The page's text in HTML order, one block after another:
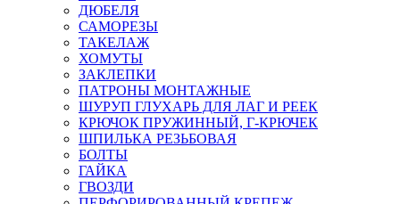
ДЮБЕЛЯ
САМОРЕЗЫ
ТАКЕЛАЖ
ХОМУТЫ
ЗАКЛЕПКИ
ПАТРОНЫ МОНТАЖНЫЕ
ШУРУП ГЛУХАРЬ ДЛЯ ЛАГ И РЕЕК
КРЮЧОК ПРУЖИННЫЙ, Г-КРЮЧЕК
ШПИЛЬКА РЕЗЬБОВАЯ
БОЛТЫ
ГАЙКА
ГВОЗДИ